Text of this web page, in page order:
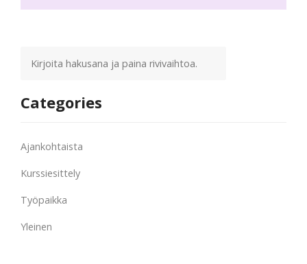
Categories
Ajankohtaista
Kurssiesittely
Työpaikka
Yleinen